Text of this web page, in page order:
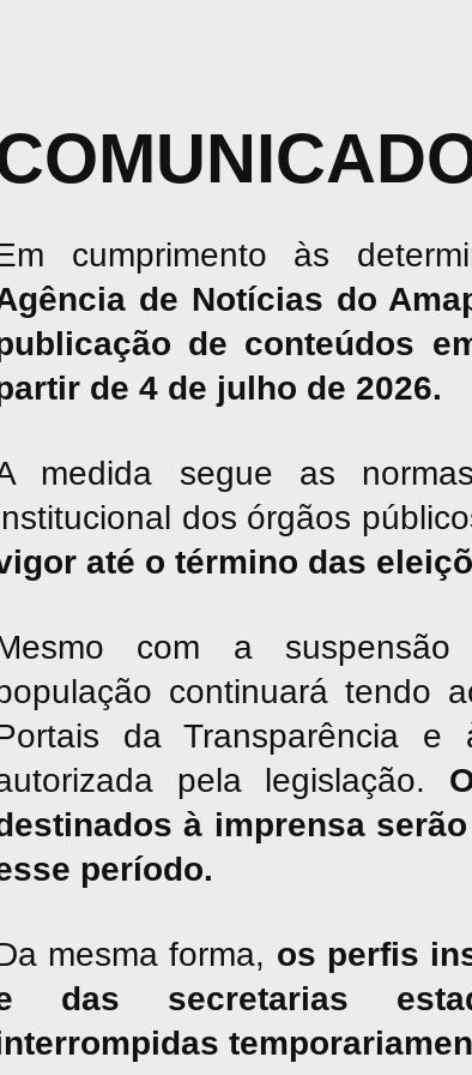
cumprimento às
de Notícias do
de conteúdos
de 4 de julho de 2026.
medida segue as
dos órgãos
até o término das
com a
continuará tendo
da Transparência e
pela legislação.
à imprensa
período.
mesma forma, os perfis
das secretarias